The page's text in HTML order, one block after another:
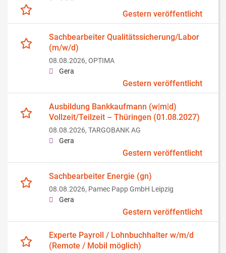
Gestern veröffentlicht
Sachbearbeiter Qualitätssicherung/Labor
(m/w/d)
08.08.2026, OPTIMA
Gera
Gestern veröffentlicht
Ausbildung Bankkaufmann (w|m|d)
Vollzeit/Teilzeit – Thüringen (01.08.2027)
08.08.2026, TARGOBANK AG
Gera
Gestern veröffentlicht
Sachbearbeiter Energie (gn)
08.08.2026, Pamec Papp GmbH Leipzig
Gera
Gestern veröffentlicht
Experte Payroll / Lohnbuchhalter w/m/d
(Remote / Mobil möglich)